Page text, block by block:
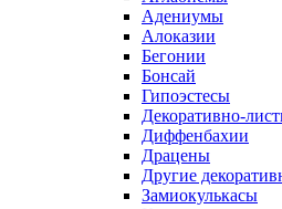
Адениумы
Алоказии
Бегонии
Бонсай
Гипоэстесы
Декоративно-
Диффенбахии
Драцены
Другие
Замиокулькасы